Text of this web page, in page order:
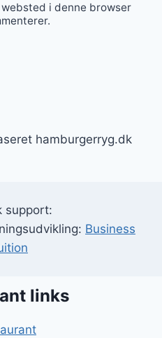
i denne browser
hamburgerryg.dk
support:
Business
links